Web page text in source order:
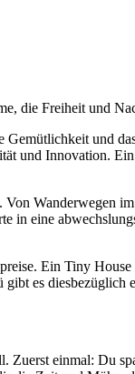
die Freiheit und
und
und Innovation.
Von Wanderwegen im
eine
Ein Tiny
es diesbezüglich
einmal: Du